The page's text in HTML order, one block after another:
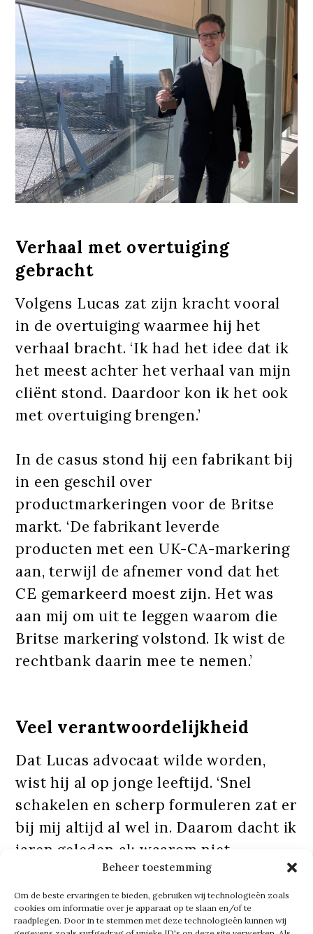
Beheer toestemming
Om de beste ervaringen te bieden, gebruiken wij technologieën zoals
cookies om informatie over je apparaat op te slaan en/of te
raadplegen. Door in te stemmen met deze technologieën kunnen wij
Verhaal met overtuiging
gebracht
Volgens Lucas zat zijn kracht vooral
in de overtuiging waarmee hij het
verhaal bracht. ‘Ik had het idee dat ik
het meest achter het verhaal van mijn
cliënt stond. Daardoor kon ik het ook
met overtuiging brengen.’
In de casus stond hij een fabrikant bij
in een geschil over
productmarkeringen voor de Britse
markt. ‘De fabrikant leverde
producten met een UK-CA-markering
aan, terwijl de afnemer vond dat het
CE gemarkeerd moest zijn. Het was
aan mij om uit te leggen waarom die
Britse markering volstond. Ik wist de
rechtbank daarin mee te nemen.’
Veel verantwoordelijkheid
Dat Lucas advocaat wilde worden,
wist hij al op jonge leeftijd. ‘Snel
schakelen en scherp formuleren zat er
bij mij altijd al wel in. Daarom dacht ik
jaren geleden al: waarom niet
advocaat worden? Tijdens de
pleitwedstrijden kreeg ik van de
rechter ook terug dat ik vragen waar